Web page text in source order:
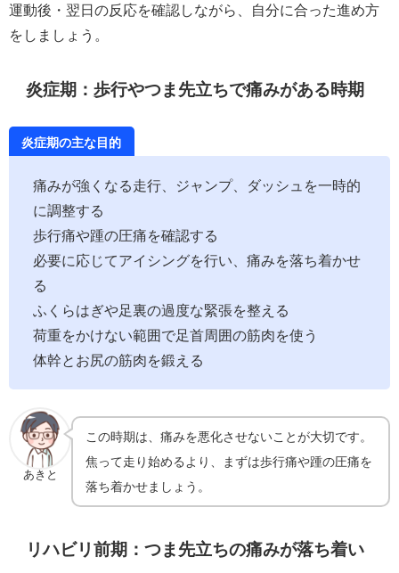
運動後・翌日の反応を確認しながら、自分に合った進め方
をしましょう。
炎症期：歩行やつま先立ちで痛みがある時期
炎症期の主な目的
痛みが強くなる走行、ジャンプ、ダッシュを一時的
に調整する
歩行痛や踵の圧痛を確認する
必要に応じてアイシングを行い、痛みを落ち着かせ
る
ふくらはぎや足裏の過度な緊張を整える
荷重をかけない範囲で足首周囲の筋肉を使う
体幹とお尻の筋肉を鍛える
あきと
この時期は、痛みを悪化させないことが大切です。
焦って走り始めるより、まずは歩行痛や踵の圧痛を
落ち着かせましょう。
リハビリ前期：つま先立ちの痛みが落ち着い